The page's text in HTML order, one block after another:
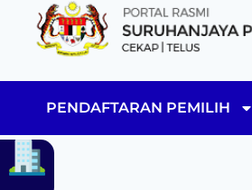
PENDAFTARAN PEMILIH